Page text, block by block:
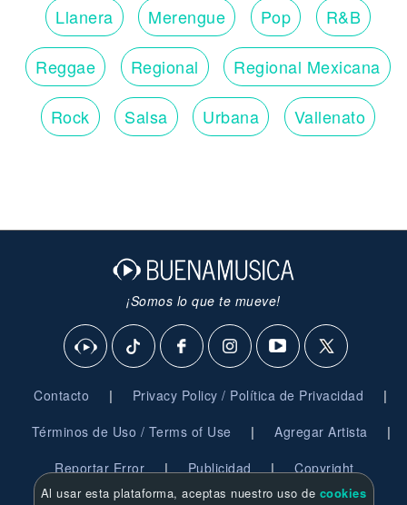
Llanera Merengue Pop R&B
Reggae Regional Regional Mexicana
Rock Salsa Urbana Vallenato
¡Somos lo que te mueve!
Contacto | Privacy Policy / Política de Privacidad |
Términos de Uso / Terms of Use | Agregar Artista |
Reportar Error | Publicidad | Copyright
Al usar esta plataforma, aceptas nuestro uso de cookies